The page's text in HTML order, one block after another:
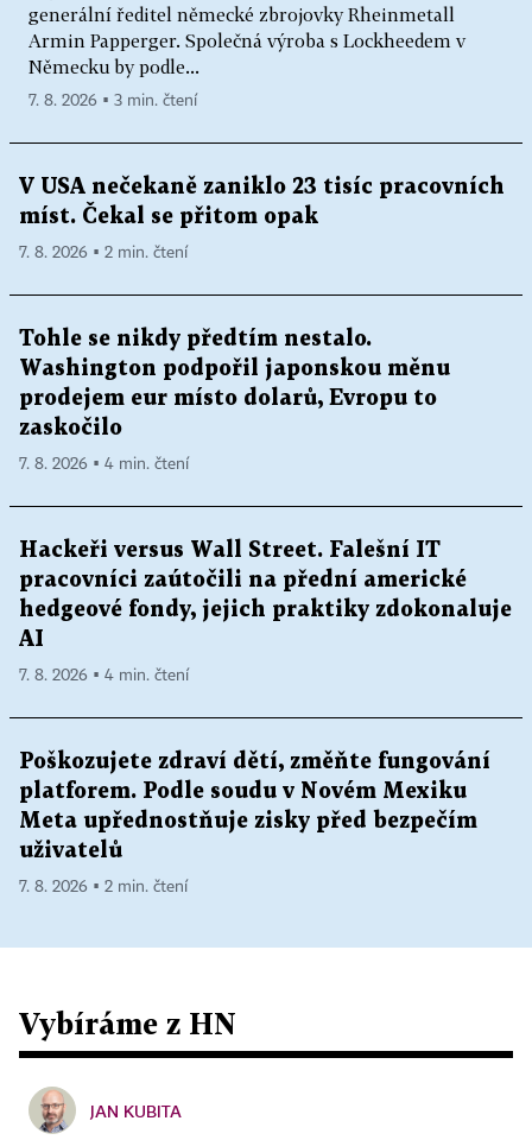
generální ředitel německé zbrojovky Rheinmetall
Armin Papperger. Společná výroba s Lockheedem v
Německu by podle...
7. 8. 2026 ▪ 3 min. čtení
V USA nečekaně zaniklo 23 tisíc pracovních
míst. Čekal se přitom opak
7. 8. 2026 ▪ 2 min. čtení
Tohle se nikdy předtím nestalo.
Washington podpořil japonskou měnu
prodejem eur místo dolarů, Evropu to
zaskočilo
7. 8. 2026 ▪ 4 min. čtení
Hackeři versus Wall Street. Falešní IT
pracovníci zaútočili na přední americké
hedgeové fondy, jejich praktiky zdokonaluje
AI
7. 8. 2026 ▪ 4 min. čtení
Poškozujete zdraví dětí, změňte fungování
platforem. Podle soudu v Novém Mexiku
Meta upřednostňuje zisky před bezpečím
uživatelů
7. 8. 2026 ▪ 2 min. čtení
Vybíráme z HN
JAN KUBITA